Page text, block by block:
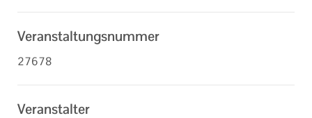
Veranstaltungsnummer
27678
Veranstalter